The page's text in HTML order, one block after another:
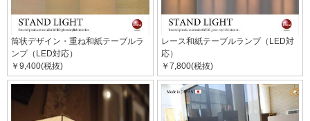
筒状デザイン・重ね和紙テーブルラ
ンプ（LED対応）
￥9,400(税抜)
レース和紙テーブルランプ（LED対
応）
￥7,800(税抜)